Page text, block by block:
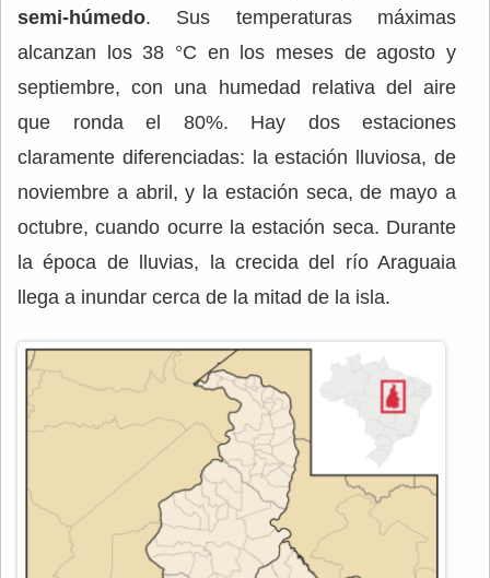
semi-húmedo. Sus temperaturas máximas
alcanzan los 38 °C en los meses de agosto y
septiembre, con una humedad relativa del aire
que ronda el 80%. Hay dos estaciones
claramente diferenciadas: la estación lluviosa, de
noviembre a abril, y la estación seca, de mayo a
octubre, cuando ocurre la estación seca. Durante
la época de lluvias, la crecida del río Araguaia
llega a inundar cerca de la mitad de la isla.